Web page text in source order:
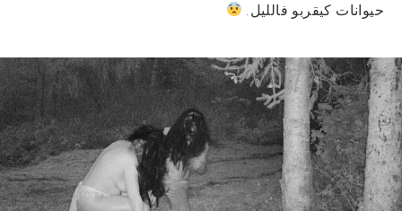
حيوانات كيقربو فالليل.